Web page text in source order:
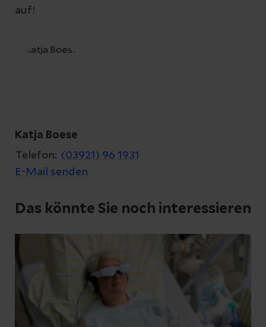
auf!
Katja Boese
Telefon: (03921) 96 1931
E-Mail senden
Das könnte Sie noch interessieren